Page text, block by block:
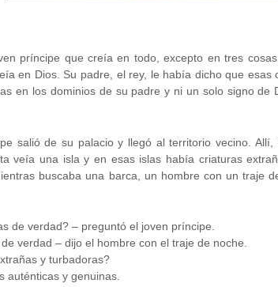
príncipe que creía en todo, excepto en tres
en Dios. Su padre, el rey, le había dicho que esas
en los dominios de su padre y ni un solo signo de
salió de su palacio y llegó al territorio vecino. Allí,
veía una isla y en esas islas había criaturas
buscaba una barca, un hombre con un traje
de verdad? – preguntó el joven príncipe.
verdad – dijo el hombre con el traje de noche.
y turbadoras?
auténticas y genuinas.